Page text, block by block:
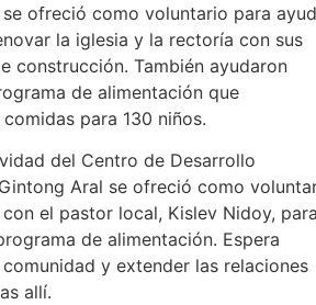
se ofreció como voluntario para
la iglesia y la rectoría con sus
construcción. También ayudaron
de alimentación que
para 130 niños.
del Centro de Desarrollo
Aral se ofreció como
el pastor local, Kislev Nidoy,
de alimentación. Espera
y extender las relaciones
allí.